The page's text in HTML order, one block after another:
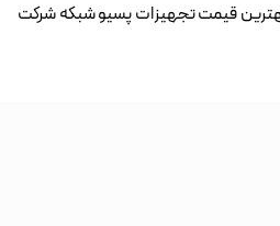
قیمت تجهیزات پسیو شبکه شرکت